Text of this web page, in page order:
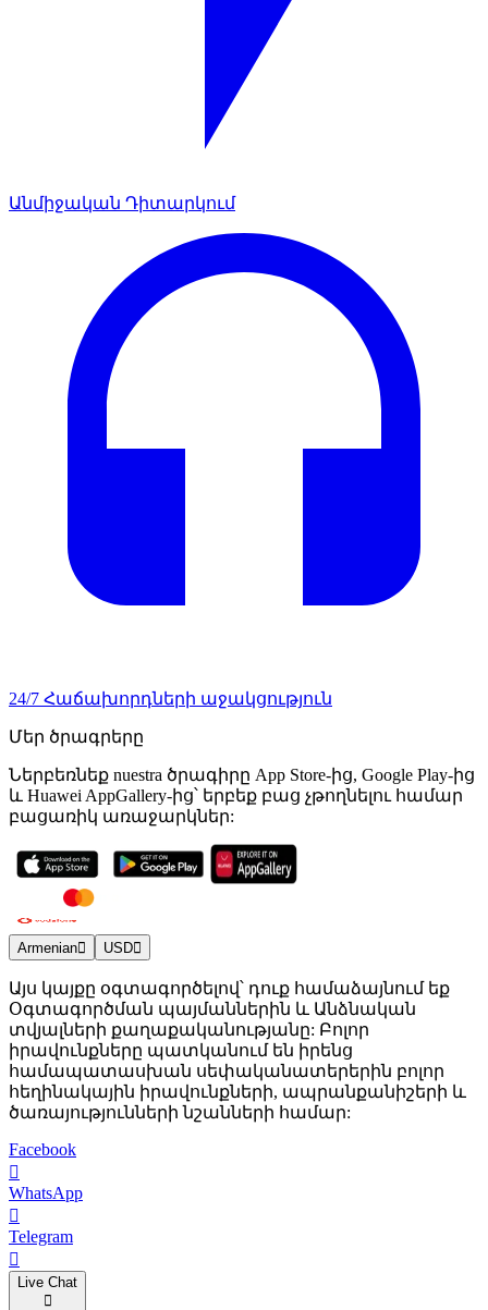
Անմիջական Դիտարկում
24/7 Հաճախորդների աջակցություն
Մեր ծրագրերը
Ներբեռնեք nuestra ծրագիրը App Store-ից, Google Play-ից
և Huawei AppGallery-ից՝ երբեք բաց չթողնելու համար
բացառիկ առաջարկներ:
Armenian USD
Այս կայքը օգտագործելով՝ դուք համաձայնում եք
Օգտագործման պայմաններին և Անձնական
տվյալների քաղաքականությանը: Բոլոր
իրավունքները պատկանում են իրենց
համապատասխան սեփականատերերին բոլոր
հեղինակային իրավունքների, ապրանքանիշերի և
ծառայությունների նշանների համար:
Facebook
WhatsApp
Telegram
Live Chat